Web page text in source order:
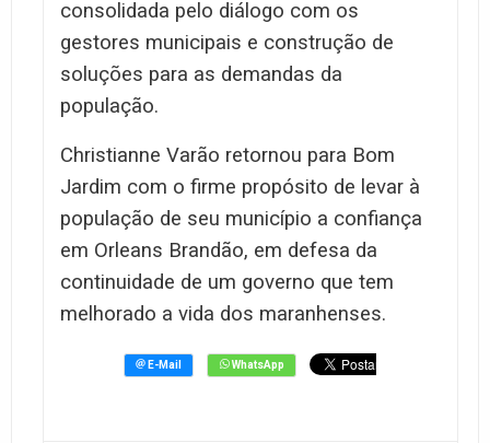
consolidada pelo diálogo com os
gestores municipais e construção de
soluções para as demandas da
população.
Christianne Varão retornou para Bom
Jardim com o firme propósito de levar à
população de seu município a confiança
em Orleans Brandão, em defesa da
continuidade de um governo que tem
melhorado a vida dos maranhenses.